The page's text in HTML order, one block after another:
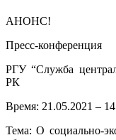
АНОНС!
Пресс-конференция
РГУ “Служба
РК
Время: 21.05.2021 –
Тема: О социально-